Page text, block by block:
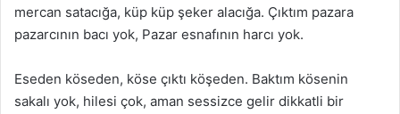
mercan satacığa, küp küp şeker alacığa. Çıktım pazara
pazarcının bacı yok, Pazar esnafının harcı yok.
Eseden köseden, köse çıktı köşeden. Baktım kösenin
sakalı yok, hilesi çok, aman sessizce gelir dikkatli bir